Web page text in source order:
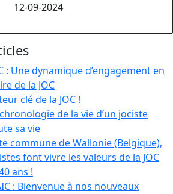
12-09-2024
: Une dynamique d’engagement en
de la JOC
clé de la JOC !
de la vie d’un jociste
sa vie
commune de Wallonie (Belgique),
font vivre les valeurs de la JOC
ans !
: Bienvenue à nos nouveaux